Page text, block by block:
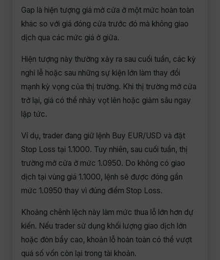
Gap là hiện tượng giá mở cửa ở một mức hoàn toàn
khác so với giá đóng cửa trước đó mà không giao
dịch qua các mức giá ở giữa.
Hiện tượng này thường xảy ra sau cuối tuần, các kỳ
nghỉ lễ hoặc sau những sự kiện lớn làm thay đổi
mạnh kỳ vọng của thị trường. Khi thị trường mở cửa
trở lại, giá có thể nhảy vọt lên hoặc giảm sâu ngay
lập tức.
Ví dụ, trader đang giữ lệnh Buy EUR/USD và đặt
Stop Loss tại 1.1000. Tuy nhiên, sau cuối tuần, thị
trường mở cửa ở mức 1.0950. Do không có giao
dịch tại vùng giá 1.1000, lệnh sẽ được đóng gần
mức 1.0950 thay vì đúng điểm Stop Loss.
Khoảng chênh lệch này làm mức thua lỗ lớn hơn dự
kiến. Nếu trader sử dụng khối lượng giao dịch lớn
hoặc đòn bẩy cao, khoản lỗ hoàn toàn có thể vượt
quá số vốn còn lại trong tài khoản.